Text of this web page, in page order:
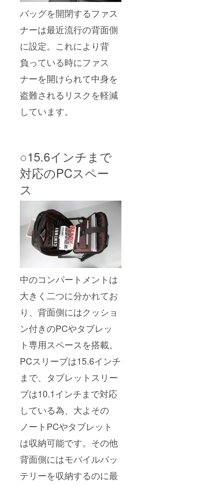
バッグを開閉するファス
ナーは最近流行の背面側
に設定。これにより背
負っている時にファス
ナーを開けられて中身を
盗難されるリスクを軽減
しています。
○15.6インチまで
対応のPCスペー
ス
中のコンパートメントは
大きく二つに分かれてお
り、背面側にはクッショ
ン付きのPCやタブレッ
ト専用スペースを搭載。
PCスリーブは15.6インチ
まで、タブレットスリー
ブは10.1インチまで対応
している為、大よその
ノートPCやタブレット
は収納可能です。その他
背面側にはモバイルバッ
テリーを収納するのに最